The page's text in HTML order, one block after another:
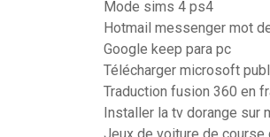
Mode sims 4 ps4
Hotmail messenger mot
Google keep para pc
Télécharger microsoft
Traduction fusion 360 en
Installer la tv dorange sur